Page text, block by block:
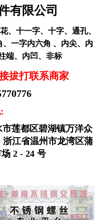
有限公司
、十一字、十字、通孔、
一字内六角 、内尖、内
端、内凹、非标
拔打联系商家
莲都区碧湖镇万洋众
浙江省温州市龙湾区蒲
2 - 24 号